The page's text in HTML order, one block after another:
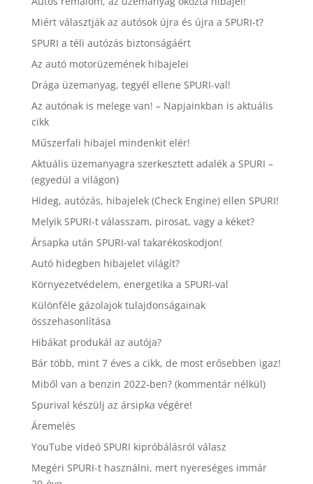
Miért választják az autósok újra és újra a SPURI-t?
SPURI a téli autózás biztonságáért
Az autó motorüzemének hibajelei
Drága üzemanyag, tegyél ellene SPURI-val!
Az autónak is melege van! – Napjainkban is aktuális
cikk
Műszerfali hibajel mindenkit elér!
Aktuális üzemanyagra szerkesztett adalék a SPURI –
(egyedül a világon)
Hideg, autózás, hibajelek (Check Engine) ellen SPURI!
Melyik SPURI-t válasszam, pirosat, vagy a kéket?
Ársapka után SPURI-val takarékoskodjon!
Autó hidegben hibajelet világít?
Környezetvédelem, energetika a SPURI-val
Különféle gázolajok tulajdonságainak
összehasonlítása
Hibákat produkál az autója?
Bár több, mint 7 éves a cikk, de most erősebben igaz!
Miből van a benzin 2022-ben? (kommentár nélkül)
Spurival készülj az ársipka végére!
Áremelés
YouTube videó SPURI kipróbálásról válasz
Megéri SPURI-t használni, mert nyereséges immár